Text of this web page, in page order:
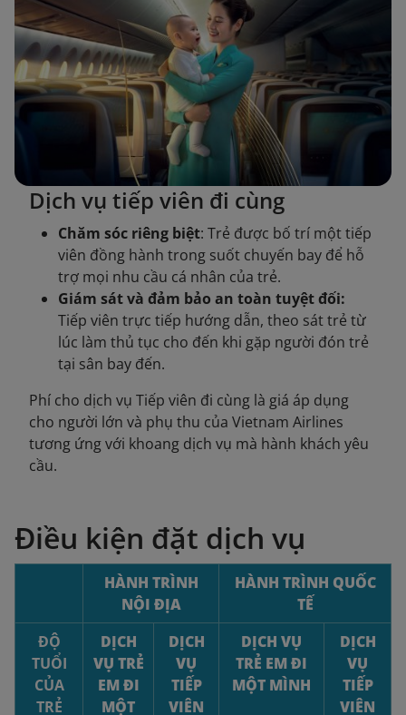
Dịch vụ tiếp viên đi cùng
Chăm sóc riêng biệt: Trẻ được bố trí một tiếp
viên đồng hành trong suốt chuyến bay để hỗ
trợ mọi nhu cầu cá nhân của trẻ.
Giám sát và đảm bảo an toàn tuyệt đối:
Tiếp viên trực tiếp hướng dẫn, theo sát trẻ từ
lúc làm thủ tục cho đến khi gặp người đón trẻ
tại sân bay đến.
Phí cho dịch vụ Tiếp viên đi cùng là giá áp dụng
cho người lớn và phụ thu của Vietnam Airlines
tương ứng với khoang dịch vụ mà hành khách yêu
cầu.
Điều kiện đặt dịch vụ
HÀNH TRÌNH
NỘI ĐỊA
HÀNH TRÌNH QUỐC
TẾ
ĐỘ
TUỔI
CỦA
TRẺ
DỊCH
VỤ TRẺ
EM ĐI
MỘT
DỊCH
VỤ
TIẾP
VIÊN
DỊCH VỤ
TRẺ EM ĐI
MỘT MÌNH
DỊCH
VỤ
TIẾP
VIÊN